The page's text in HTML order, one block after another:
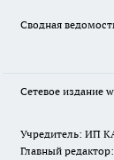
Сводная
Сетевое издание
Учредитель: ИП
Главный